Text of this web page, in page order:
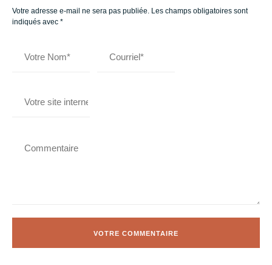
Votre adresse e-mail ne sera pas publiée. Les champs obligatoires sont
indiqués avec *